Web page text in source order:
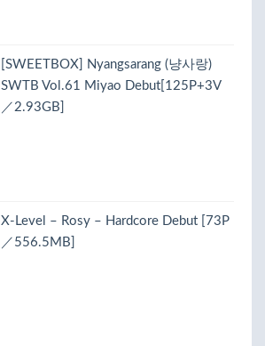
[SWEETBOX] Nyangsarang (냥사랑)
SWTB Vol.61 Miyao Debut[125P+3V
／2.93GB]
X-Level – Rosy – Hardcore Debut [73P
／556.5MB]